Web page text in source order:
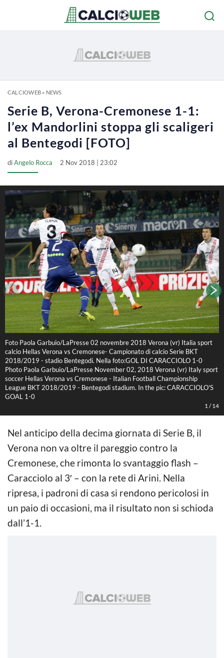
CALCIOWEB» NEWS
Serie B, Verona-Cremonese 1-1:
l’ex Mandorlini stoppa gli scaligeri
al Bentegodi [FOTO]
diAngelo Rocca 2 Nov 2018 | 23:02
Foto Paola Garbuio/LaPresse 02 novembre 2018 Verona (vr) Italia sport
calcio Hellas Verona vs Cremonese- Campionato di calcio Serie BKT
2018/2019 - stadio Bentegodi. Nella foto:GOL DI CARACCIOLO 1-0
Photo Paola Garbuio/LaPresse November 02, 2018 Verona (vr) Italy sport
soccer Hellas Verona vs Cremonese - Italian Football Championship
League BKT 2018/2019 - Bentegodi stadium. In the pic: CARACCIOLO'S
GOAL 1-0
1 /14
Nel anticipo della decima giornata di Serie B, il
Verona non va oltre il pareggio contro la
Cremonese, che rimonta lo svantaggio flash –
Caracciolo al 3′ – con la rete di Arini. Nella
ripresa, i padroni di casa si rendono pericolosi in
un paio di occasioni, ma il risultato non si schioda
dall’1-1.